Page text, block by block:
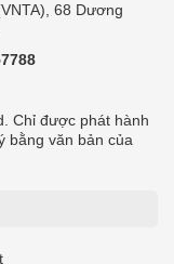
68 Dương
Chỉ được phát hành
bằng văn bản của